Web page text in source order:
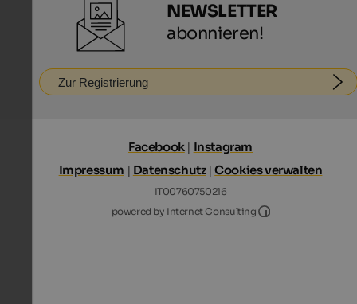
NEWSLETTER
abonnieren!
Zur Registrierung
Facebook | Instagram
Impressum | Datenschutz|Cookies verwalten
IT00760750216
powered by Internet Consulting
Internet